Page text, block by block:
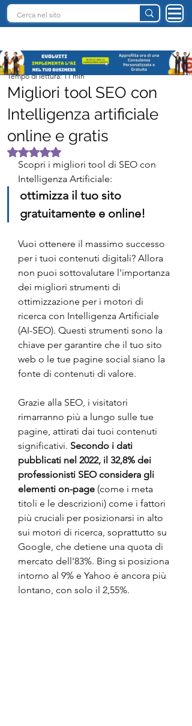
Migliori tool SEO con
Intelligenza artificiale
online e gratis
Team I.A. Italia
Tempo di lettura: 11 min
Valutazione NaN stelle su 5.
Scopri i migliori tool di SEO con
Intelligenza Artificiale:
ottimizza il tuo sito
gratuitamente e online!
Vuoi ottenere il massimo successo
per i tuoi contenuti digitali? Allora
non puoi sottovalutare l'importanza
dei migliori strumenti di
ottimizzazione per i motori di
ricerca con Intelligenza Artificiale
(AI-SEO). Questi strumenti sono la
chiave per garantire che il tuo sito
web o le tue pagine social siano la
fonte di contenuti di valore.
Grazie alla SEO, i visitatori
rimarranno più a lungo sulle tue
pagine, attirati dai tuoi contenuti
significativi. Secondo i dati
pubblicati nel 2022, il 32,8% dei
professionisti SEO considera gli
elementi on-page (come i meta
titoli e le descrizioni) come i fattori
più cruciali per posizionarsi in alto
sui motori di ricerca, soprattutto su
Google, che detiene una quota di
mercato dell'83%. Bing si posiziona
intorno al 9% e Yahoo è ancora più
lontano, con solo il 2,55%.